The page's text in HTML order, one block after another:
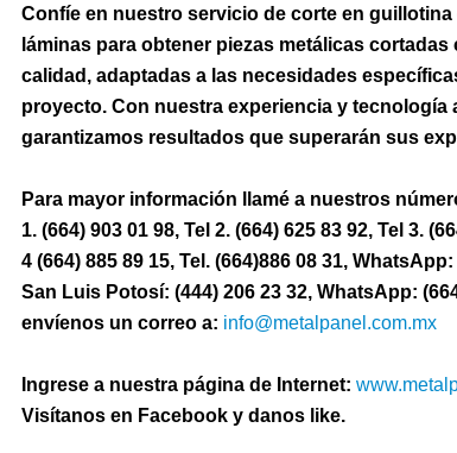
Confíe en nuestro servicio de corte en guillotina
láminas para obtener piezas metálicas
calidad, adaptadas a las necesidades
proyecto. Con nuestra experiencia y tecnología
garantizamos resultados que superarán sus
Para mayor información llamé a nuestros
1. (664) 903 01 98, Tel 2. (664) 625 83 92, Tel 3.
4 (664) 885 89 15, Tel. (664)886 08 31,
San Luis Potosí: (444) 206 23 32, WhatsApp:
envíenos un correo a: info@metalpanel.com.mx
Ingrese a nuestra página de Internet:
Visítanos en Facebook y danos like.